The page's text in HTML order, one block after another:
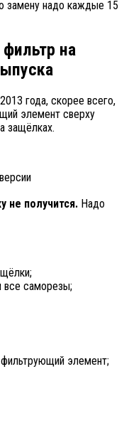
замену надо каждые 15
на
года, скорее всего,
элемент сверху
защёлках.
не получится. Надо
все саморезы;
элемент;